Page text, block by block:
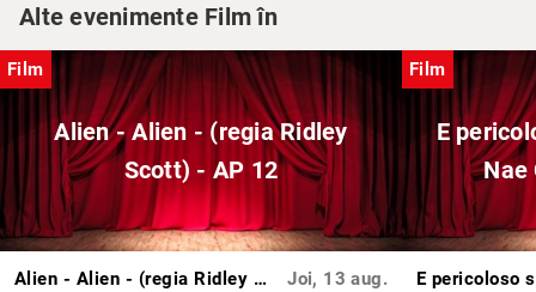
Alte evenimente Film în
Film
Alien - Alien - (regia Ridley
Scott) - AP 12
Alien - Alien - (regia Ridley Scott) - AP 12 Joi, 13 aug.
Film
E
Nae